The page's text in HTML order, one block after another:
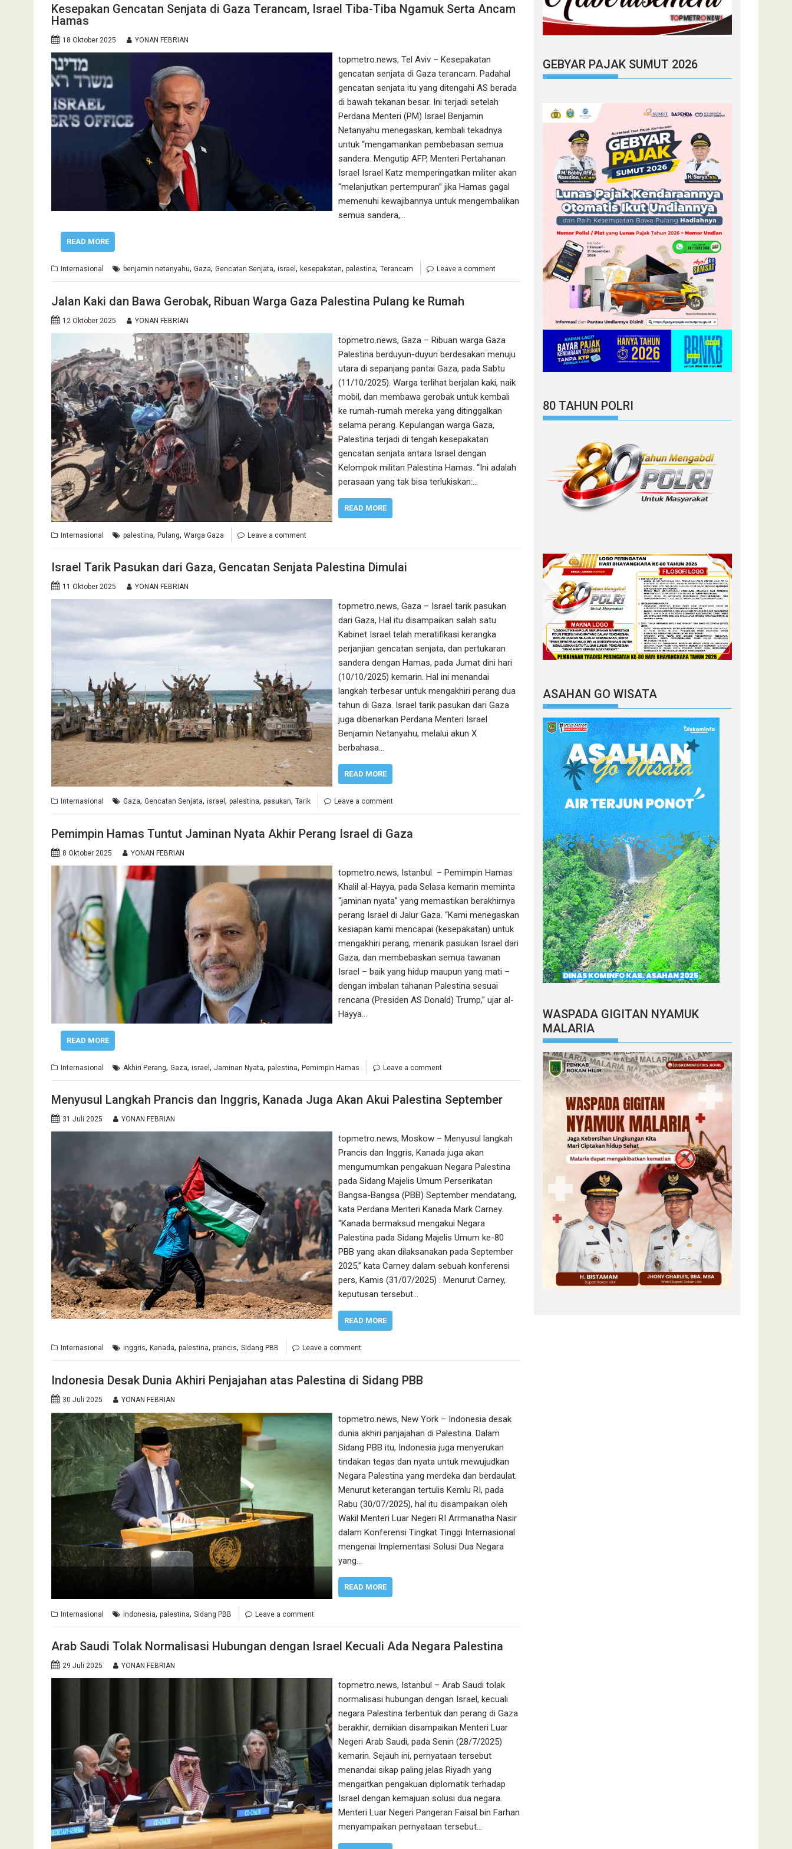
Kesepakan Gencatan Senjata di Gaza Terancam, Israel Tiba-Tiba Ngamuk Serta Ancam
Hamas
18 Oktober 2025 YONAN FEBRIAN
topmetro.news, Tel Aviv – Kesepakatan
gencatan senjata di Gaza terancam. Padahal
gencatan senjata itu yang ditengahi AS berada
di bawah tekanan besar. Ini terjadi setelah
Perdana Menteri (PM) Israel Benjamin
Netanyahu menegaskan, kembali tekadnya
untuk “mengamankan pembebasan semua
sandera. Mengutip AFP, Menteri Pertahanan
Israel Israel Katz memperingatkan militer akan
“melanjutkan pertempuran” jika Hamas gagal
memenuhi kewajibannya untuk mengembalikan
semua sandera,…
READ MORE
Internasional benjamin netanyahu, Gaza, Gencatan Senjata, israel , kesepakatan, palestina, Terancam Leave a comment
Jalan Kaki dan Bawa Gerobak, Ribuan Warga Gaza Palestina Pulang ke Rumah
12 Oktober 2025 YONAN FEBRIAN
topmetro.news, Gaza – Ribuan warga Gaza
Palestina berduyun-duyun berdesakan menuju
utara di sepanjang pantai Gaza, pada Sabtu
(11/10/2025). Warga terlihat berjalan kaki, naik
mobil, dan membawa gerobak untuk kembali
ke rumah-rumah mereka yang ditinggalkan
selama perang. Kepulangan warga Gaza,
Palestina terjadi di tengah kesepakatan
gencatan senjata antara Israel dengan
Kelompok militan Palestina Hamas. “Ini adalah
perasaan yang tak bisa terlukiskan:…
READ MORE
Internasional palestina, Pulang, Warga Gaza Leave a comment
Israel Tarik Pasukan dari Gaza, Gencatan Senjata Palestina Dimulai
11 Oktober 2025 YONAN FEBRIAN
topmetro.news, Gaza – Israel tarik pasukan
dari Gaza, Hal itu disampaikan salah satu
Kabinet Israel telah meratifikasi kerangka
perjanjian gencatan senjata, dan pertukaran
sandera dengan Hamas, pada Jumat dini hari
(10/10/2025) kemarin. Hal ini menandai
langkah terbesar untuk mengakhiri perang dua
tahun di Gaza. Israel tarik pasukan dari Gaza
juga dibenarkan Perdana Menteri Israel
Benjamin Netanyahu, melalui akun X
berbahasa…
READ MORE
Internasional Gaza, Gencatan Senjata, israel , palestina, pasukan, Tarik Leave a comment
Pemimpin Hamas Tuntut Jaminan Nyata Akhir Perang Israel di Gaza
8 Oktober 2025 YONAN FEBRIAN
topmetro.news, Istanbul – Pemimpin Hamas
Khalil al-Hayya, pada Selasa kemarin meminta
“jaminan nyata” yang memastikan berakhirnya
perang Israel di Jalur Gaza. “Kami menegaskan
kesiapan kami mencapai (kesepakatan) untuk
mengakhiri perang, menarik pasukan Israel dari
Gaza, dan membebaskan semua tawanan
Israel – baik yang hidup maupun yang mati –
dengan imbalan tahanan Palestina sesuai
rencana (Presiden AS Donald) Trump,” ujar al-
Hayya…
READ MORE
Internasional Akhiri Perang, Gaza, israel , Jaminan Nyata, palestina, Pemimpin Hamas Leave a comment
Menyusul Langkah Prancis dan Inggris, Kanada Juga Akan Akui Palestina September
31 Juli 2025 YONAN FEBRIAN
topmetro.news, Moskow – Menyusul langkah
Prancis dan Inggris, Kanada juga akan
mengumumkan pengakuan Negara Palestina
pada Sidang Majelis Umum Perserikatan
Bangsa-Bangsa (PBB) September mendatang,
kata Perdana Menteri Kanada Mark Carney.
“Kanada bermaksud mengakui Negara
Palestina pada Sidang Majelis Umum ke-80
PBB yang akan dilaksanakan pada September
2025,” kata Carney dalam sebuah konferensi
pers, Kamis (31/07/2025) . Menurut Carney,
keputusan tersebut…
READ MORE
Internasional inggris, Kanada, palestina, prancis, Sidang PBB Leave a comment
Indonesia Desak Dunia Akhiri Penjajahan atas Palestina di Sidang PBB
30 Juli 2025 YONAN FEBRIAN
topmetro.news, New York – Indonesia desak
dunia akhiri panjajahan di Palestina. Dalam
Sidang PBB itu, Indonesia juga menyerukan
tindakan tegas dan nyata untuk mewujudkan
Negara Palestina yang merdeka dan berdaulat.
Menurut keterangan tertulis Kemlu RI, pada
Rabu (30/07/2025), hal itu disampaikan oleh
Wakil Menteri Luar Negeri RI Arrmanatha Nasir
dalam Konferensi Tingkat Tinggi Internasional
mengenai Implementasi Solusi Dua Negara
yang…
READ MORE
Internasional indonesia, palestina, Sidang PBB Leave a comment
Arab Saudi Tolak Normalisasi Hubungan dengan Israel Kecuali Ada Negara Palestina
29 Juli 2025 YONAN FEBRIAN
topmetro.news, Istanbul – Arab Saudi tolak
normalisasi hubungan dengan Israel, kecuali
negara Palestina terbentuk dan perang di Gaza
berakhir, demikian disampaikan Menteri Luar
Negeri Arab Saudi, pada Senin (28/7/2025)
kemarin. Sejauh ini, pernyataan tersebut
menandai sikap paling jelas Riyadh yang
mengaitkan pengakuan diplomatik terhadap
Israel dengan kemajuan solusi dua negara.
Menteri Luar Negeri Pangeran Faisal bin Farhan
menyampaikan pernyataan tersebut…
GEBYAR PAJAK SUMUT 2026
80 TAHUN POLRI
ASAHAN GO WISATA
WASPADA GIGITAN NYAMUK
MALARIA